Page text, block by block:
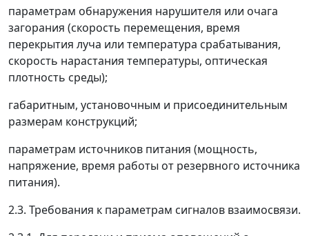
параметрам обнаружения нарушителя или очага
загорания (скорость перемещения, время
перекрытия луча или температура срабатывания,
скорость нарастания температуры, оптическая
плотность среды);
габаритным, установочным и присоединительным
размерам конструкций;
параметрам источников питания (мощность,
напряжение, время работы от резервного источника
питания).
2.3. Требования к параметрам сигналов взаимосвязи.